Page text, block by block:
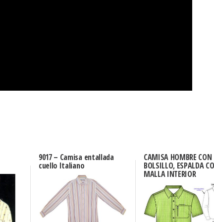
9017 – Camisa entallada
cuello Italiano
CAMISA HOMBRE CON
BOLSILLO, ESPALDA
MALLA INTERIOR